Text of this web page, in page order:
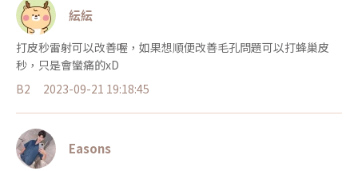
紜紜
打皮秒雷射可以改善喔，如果想順便改善毛孔問題可以打蜂巢皮
秒，只是會蠻痛的xD
B2
2023-09-21 19:18:45
Easons